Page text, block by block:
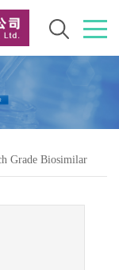
Grade Biosimilar